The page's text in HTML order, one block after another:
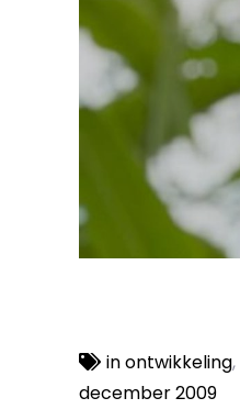
in ontwikkeling,
december 2009